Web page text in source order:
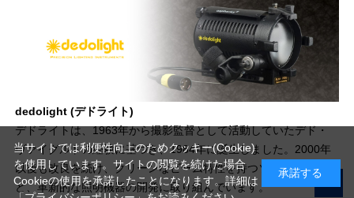
dedolight (デドライト)
デドライトは、1963年から撮影監督として活動していたデド・
ヴァイグルトの経験に基づき、1984年に誕生しました。2000年
以後も改良を続け、クリーンなビーム特性を持つソフトライトな
ど、革新的な照明機器の開発に取り組んでいます。
当サイトでは利便性向上のためクッキー(Cookie)
を使用しています。サイトの閲覧を続けた場合
Cookieの使用を承諾したことになります。詳細は
承諾する